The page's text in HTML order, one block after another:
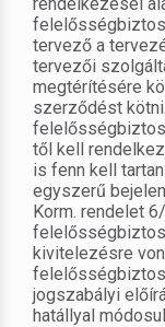
tervező a
tervezői
megtérítésére
szerződést
től kell
is fenn kell
egyszerű
Korm. rendelet
kivitelezésre
jogszabályi
hatállyal